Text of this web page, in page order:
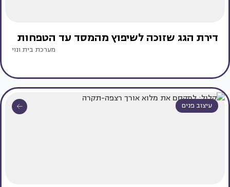
דירת הגג שזוכה לשיפוץ מהמסד עד הטפחות
מערכת בית ונוי
עיצוב פנים